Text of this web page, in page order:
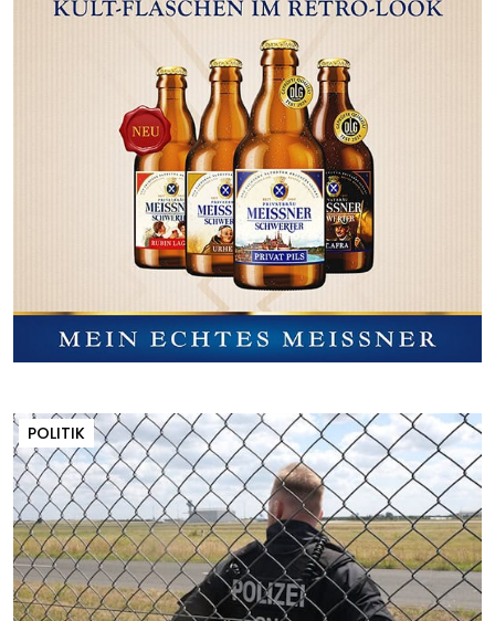
POLITIK